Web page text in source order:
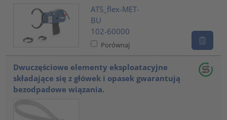
ATS_flex-MET-
BU
102-60000
Porównaj
Dwuczęściowe elementy eksploatacyjne
składające się z główek i opasek gwarantują
bezodpadowe wiązania.